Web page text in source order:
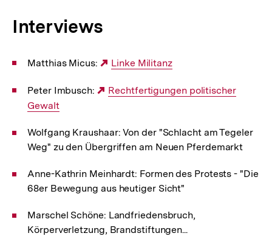
Interviews
Matthias Micus:
Externer
Linke Militanz
Peter Imbusch:
Externer
Rechtfertigungen politischer
Gewalt
Wolfgang Kraushaar: Von der "Schlacht am Tegeler
Weg" zu den Übergriffen am Neuen Pferdemarkt
Anne-Kathrin Meinhardt: Formen des Protests - "Die
68er Bewegung aus heutiger Sicht"
Marschel Schöne: Landfriedensbruch,
Körperverletzung, Brandstiftungen...